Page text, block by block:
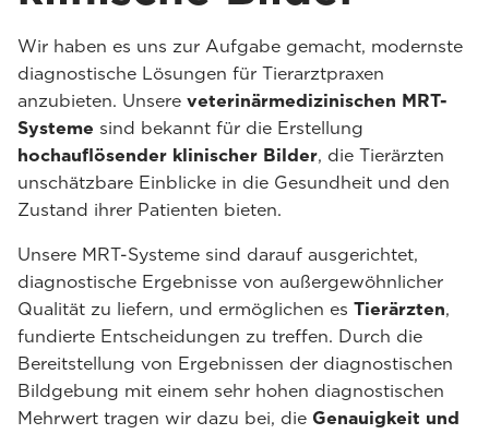
Wir haben es uns zur Aufgabe gemacht, modernste
diagnostische Lösungen für Tierarztpraxen
anzubieten. Unsere veterinärmedizinischen MRT-
Systeme sind bekannt für die Erstellung
hochauflösender klinischer Bilder, die Tierärzten
unschätzbare Einblicke in die Gesundheit und den
Zustand ihrer Patienten bieten.
Unsere MRT-Systeme sind darauf ausgerichtet,
diagnostische Ergebnisse von außergewöhnlicher
Qualität zu liefern, und ermöglichen es Tierärzten,
fundierte Entscheidungen zu treffen. Durch die
Bereitstellung von Ergebnissen der diagnostischen
Bildgebung mit einem sehr hohen diagnostischen
Mehrwert tragen wir dazu bei, die Genauigkeit und